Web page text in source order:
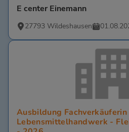
E center Einemann
27793 Wildeshausen
Ausbildung Fachverkäuferin
Lebensmittelhandwerk -